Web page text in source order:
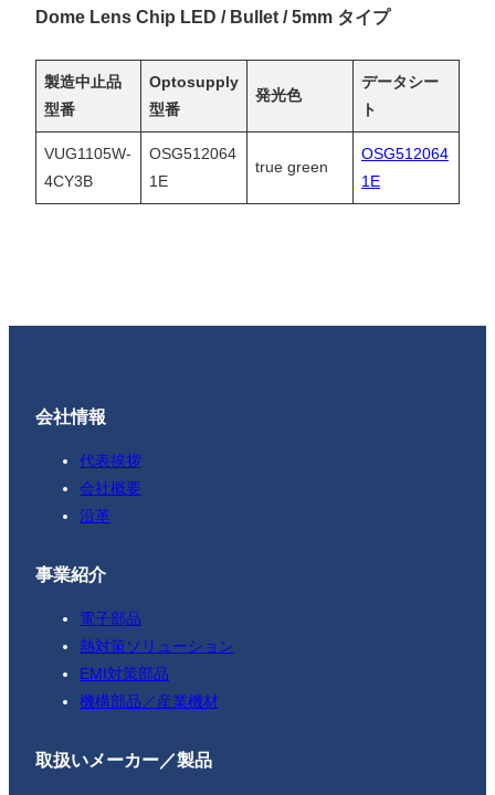
Dome Lens Chip LED / Bullet / 5mm タイプ
製造中止品
型番
Optosupply
型番
発光色
データシー
ト
VUG1105W-
4CY3B
OSG512064
1E
true green
OSG512064
1E
会社情報
代表挨拶
会社概要
沿革
事業紹介
電子部品
熱対策ソリューション
EMI対策部品
機構部品／産業機材
取扱いメーカー／製品